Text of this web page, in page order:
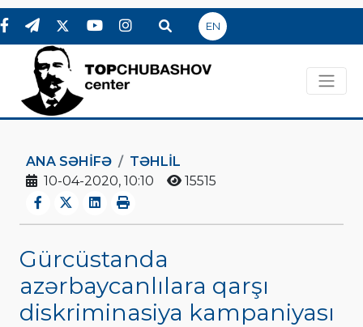
EN
ANA SƏHIFƏ
TƏHLİL
10-04-2020, 10:10
15515
Gürcüstanda
azərbaycanlılara qarşı
diskriminasiya kampaniyası